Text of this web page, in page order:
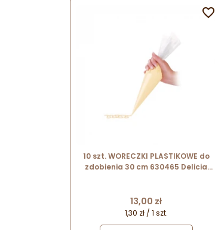
10 szt. WORECZKI PLASTIKOWE do
zdobienia 30 cm 630465 Delicia
Cena
13,00 zł
1,30 zł / 1 szt.
